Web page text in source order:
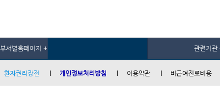
부서별홈페이지 + 관련기관
환자권리장전 개인정보처리방침 이용약관 비급여진료비용